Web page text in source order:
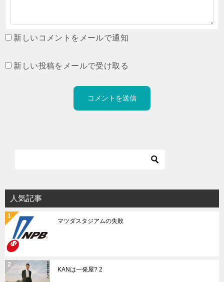
新しいコメントをメールで通知
新しい投稿をメールで受け取る
人気記事
マツダスタジアムの失敗
KANは一発屋? 2